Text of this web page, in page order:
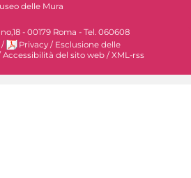
delle Mura
- 00179 Roma - Tel. 060608
/ Privacy / Esclusione delle
Accessibilità del sito web / XML-rss